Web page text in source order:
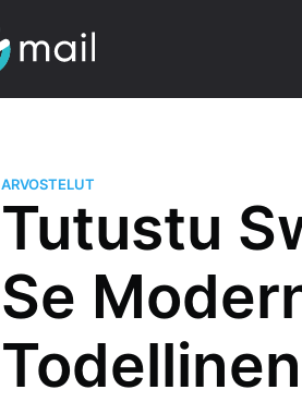
ARVOSTELUT
Tutustu
Se